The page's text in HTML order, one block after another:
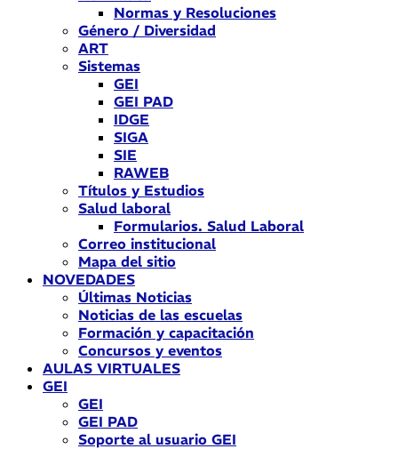
Normas y Resoluciones
Género / Diversidad
ART
Sistemas
GEI
GEI PAD
IDGE
SIGA
SIE
RAWEB
Títulos y Estudios
Salud laboral
Formularios. Salud Laboral
Correo institucional
Mapa del sitio
NOVEDADES
Últimas Noticias
Noticias de las escuelas
Formación y capacitación
Concursos y eventos
AULAS VIRTUALES
GEI
GEI
GEI PAD
Soporte al usuario GEI